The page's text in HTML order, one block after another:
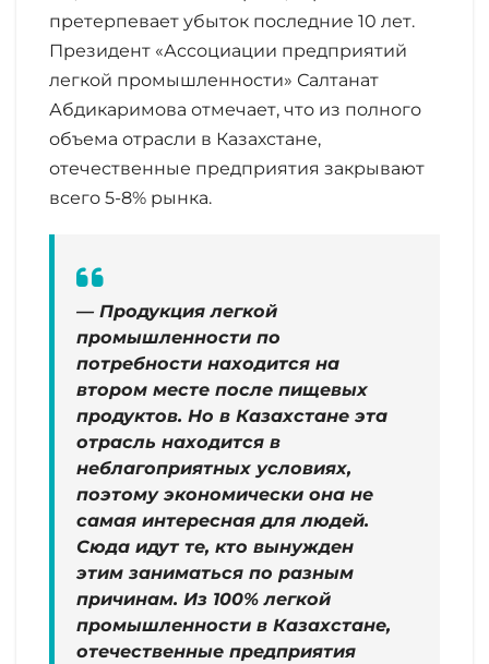
претерпевает убыток последние 10 лет.
Президент «Ассоциации предприятий
легкой промышленности» Салтанат
Абдикаримова отмечает, что из полного
объема отрасли в Казахстане,
отечественные предприятия закрывают
всего 5-8% рынка.
— Продукция легкой
промышленности по
потребности находится на
втором месте после пищевых
продуктов. Но в Казахстане эта
отрасль находится в
неблагоприятных условиях,
поэтому экономически она не
самая интересная для людей.
Сюда идут те, кто вынужден
этим заниматься по разным
причинам. Из 100% легкой
промышленности в Казахстане,
отечественные предприятия